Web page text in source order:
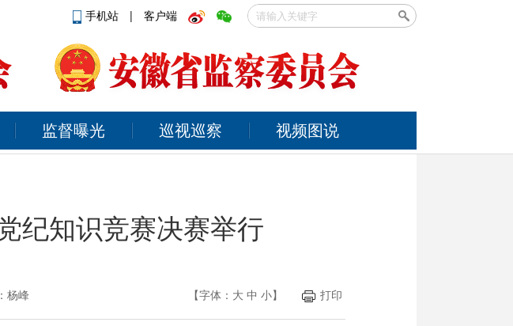
手机站 | 客户端
监督曝光 巡视巡察 视频图说
纪知识竞赛决赛举行
杨峰 【字体： 大 中 小】 打印